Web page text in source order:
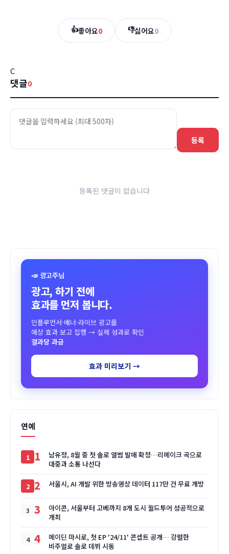
👍좋아요0 👎싫어요0
C
댓글0
등록
등록된 댓글이 없습니다
📣 광고주님
광고, 하기 전에
효과를 먼저 봅니다.
인플루언서·배너·라이브 광고를
예상 효과 보고 집행 → 실제 성과로 확인
결과당 과금
효과 미리보기 →
연예
1
남유정, 8월 중 첫 솔로 앨범 발매 확정…리메이크 곡으로
대중과 소통 나선다
2 서울시, AI 개발 위한 방송영상 데이터 117만 건 무료 개방
3
아이콘, 서울부터 고베까지 8개 도시 월드투어 성공적으로
개최
4
메이딘 마시로, 첫 EP '24/11' 콘셉트 공개… 강렬한
비주얼로 솔로 데뷔 시동